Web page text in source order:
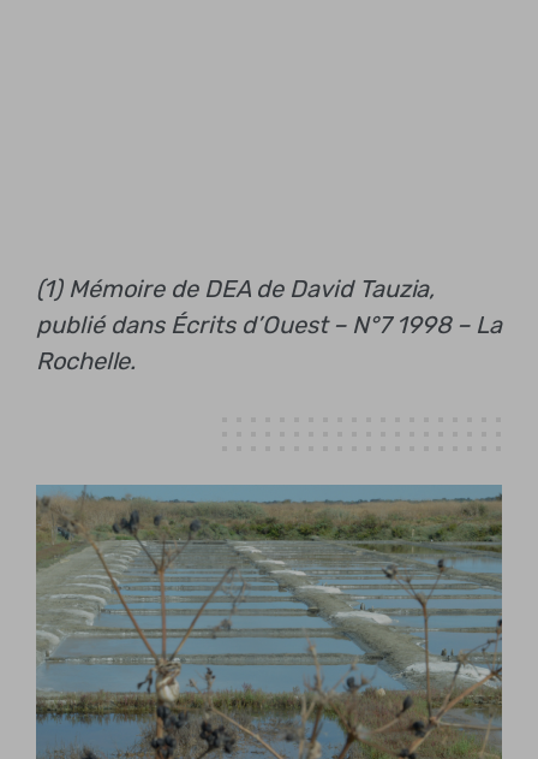
(1) Mémoire de DEA de David Tauzia,
publié dans Écrits d’Ouest – N°7 1998 – La
Rochelle.